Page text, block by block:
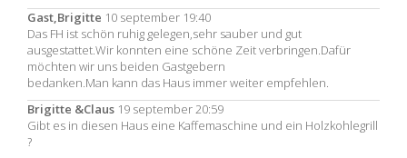
Gast,Brigitte 10 september 19:40
Das FH ist schön ruhig gelegen,sehr sauber und gut
ausgestattet.Wir konnten eine schöne Zeit verbringen.Dafür
möchten wir uns beiden Gastgebern
bedanken.Man kann das Haus immer weiter empfehlen.
Brigitte &Claus 19 september 20:59
Gibt es in diesen Haus eine Kaffemaschine und ein Holzkohlegrill
?